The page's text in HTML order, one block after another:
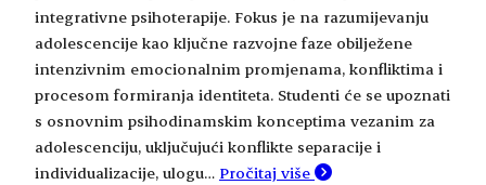
integrativne psihoterapije. Fokus je na razumijevanju
adolescencije kao ključne razvojne faze obilježene
intenzivnim emocionalnim promjenama, konfliktima i
procesom formiranja identiteta. Studenti će se upoznati
s osnovnim psihodinamskim konceptima vezanim za
adolescenciju, uključujući konflikte separacije i
individualizacije, ulogu… Pročitaj više